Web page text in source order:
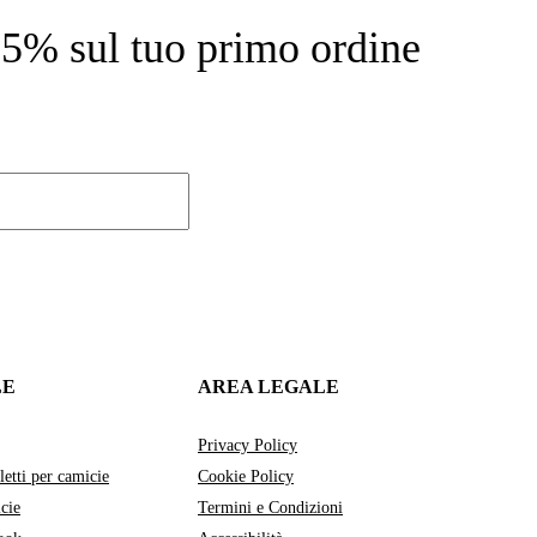
sul tuo primo ordine
per camicie
AREA LEGALE
Privacy Policy
Cookie Policy
Termini e Condizioni